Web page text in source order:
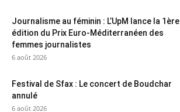
Journalisme au féminin : L’UpM lance la 1ère
édition du Prix Euro-Méditerranéen des
femmes journalistes
6 août 2026
Festival de Sfax : Le concert de Boudchar
annulé
6 août 2026